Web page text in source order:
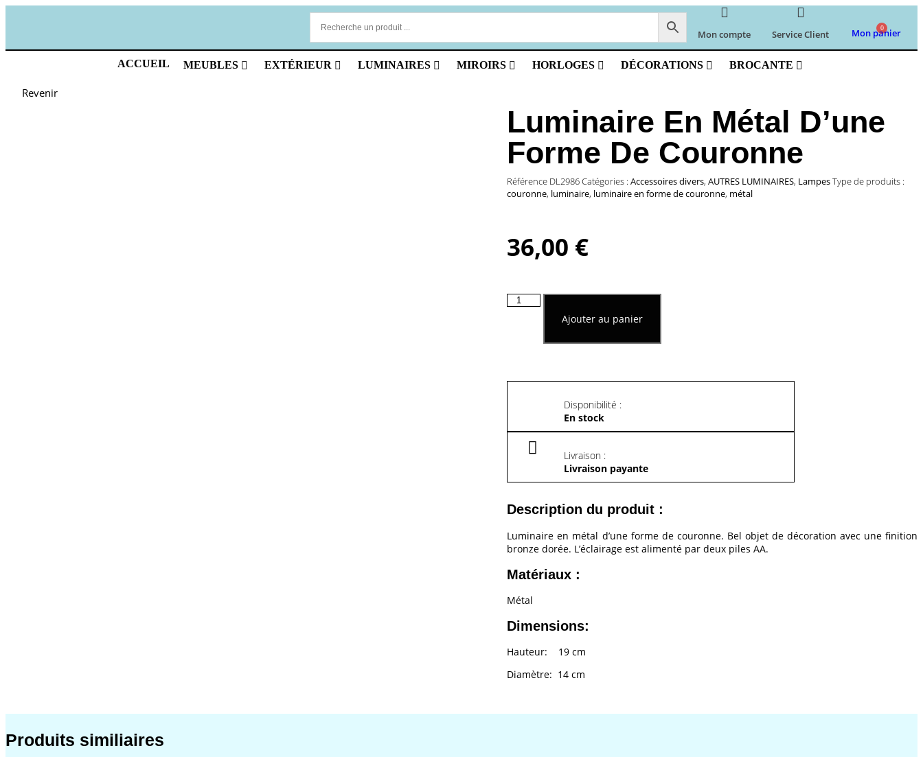
Mon compte Service Client
0
Mon panier
ACCUEIL MEUBLES EXTÉRIEUR LUMINAIRES MIROIRS HORLOGES DÉCORATIONS BROCANTE
Revenir
Luminaire En Métal D’une
Forme De Couronne
Référence DL2986Catégories : Accessoires divers,AUTRES LUMINAIRES, LampesType de produits :
couronne, luminaire, luminaire en forme de couronne, métal
36,00 €
Ajouter au panier
Disponibilité :
En stock
Livraison :
Livraison payante
Description du produit :
Luminaire en métal d’une forme de couronne. Bel objet de décoration avec une finition
bronze dorée. L’éclairage est alimenté par deux piles AA.
Matériaux :
Métal
Dimensions:
Hauteur: 19 cm
Diamètre: 14 cm
Produits similiaires